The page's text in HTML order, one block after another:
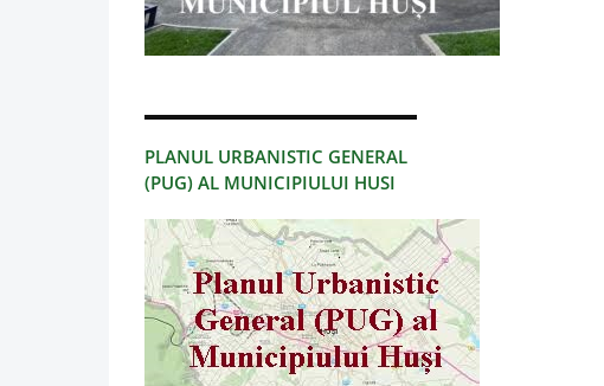
PLANUL URBANISTIC GENERAL
(PUG) AL MUNICIPIULUI HUSI